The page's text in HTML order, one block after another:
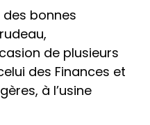
des bonnes
de plusieurs
des Finances et
à l’usine